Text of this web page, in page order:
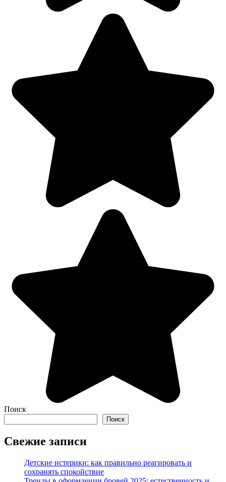
Поиск
Поиск
Свежие записи
Детские истерики: как правильно реагировать и
сохранять спокойствие